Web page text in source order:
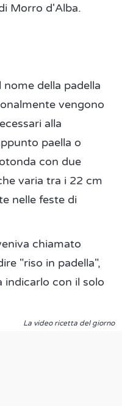
Morro d'Alba.
nome della padella
vengono
alla
paella o
con due
varia tra i 22 cm
nelle feste di
chiamato
"riso in padella",
indicarlo con il solo
La video ricetta del giorno